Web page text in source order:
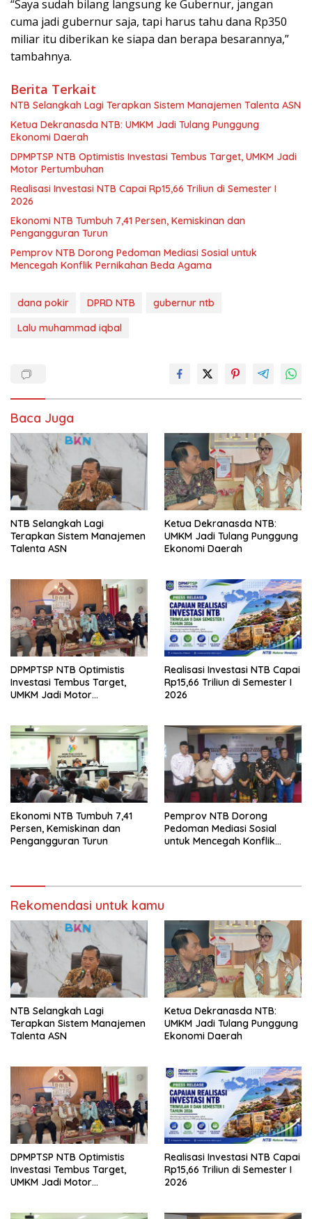
“Saya sudah bilang langsung ke Gubernur, jangan
cuma jadi gubernur saja, tapi harus tahu dana Rp350
miliar itu diberikan ke siapa dan berapa besarannya,”
tambahnya.
Berita Terkait
NTB Selangkah Lagi Terapkan Sistem Manajemen Talenta ASN
Ketua Dekranasda NTB: UMKM Jadi Tulang Punggung
Ekonomi Daerah
DPMPTSP NTB Optimistis Investasi Tembus Target, UMKM Jadi
Motor Pertumbuhan
Realisasi Investasi NTB Capai Rp15,66 Triliun di Semester I
2026
Ekonomi NTB Tumbuh 7,41 Persen, Kemiskinan dan
Pengangguran Turun
Pemprov NTB Dorong Pedoman Mediasi Sosial untuk
Mencegah Konflik Pernikahan Beda Agama
dana pokir DPRD NTB
gubernur ntb
Lalu muhammad iqbal
Baca Juga
NTB Selangkah Lagi
Terapkan Sistem Manajemen
Talenta ASN
Ketua Dekranasda NTB:
UMKM Jadi Tulang Punggung
Ekonomi Daerah
DPMPTSP NTB Optimistis
Investasi Tembus Target,
UMKM Jadi Motor
Realisasi Investasi NTB Capai
Rp15,66 Triliun di Semester I
2026
Ekonomi NTB Tumbuh 7,41
Persen, Kemiskinan dan
Pengangguran Turun
Pemprov NTB Dorong
Pedoman Mediasi Sosial
untuk Mencegah Konflik
Rekomendasi untuk kamu
NTB Selangkah Lagi
Terapkan Sistem Manajemen
Talenta ASN
Ketua Dekranasda NTB:
UMKM Jadi Tulang Punggung
Ekonomi Daerah
DPMPTSP NTB Optimistis
Investasi Tembus Target,
UMKM Jadi Motor
Realisasi Investasi NTB Capai
Rp15,66 Triliun di Semester I
2026